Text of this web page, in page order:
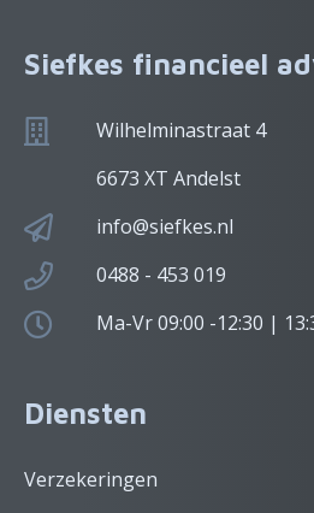
Siefkes financieel
Wilhelminastraat 4
6673 XT Andelst
info@siefkes.nl
0488 - 453 019
Ma-Vr 09:00 -12:30 |
Diensten
Verzekeringen